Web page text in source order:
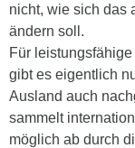
nicht, wie sich das
ändern soll.
Für
gibt es eigentlich
Ausland auch
sammelt
möglich ab durch